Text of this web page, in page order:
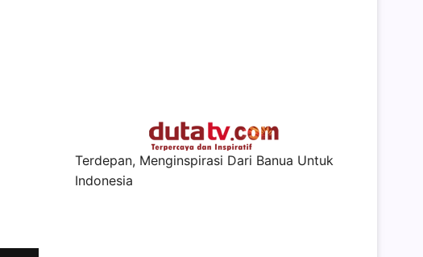
Terdepan, Menginspirasi Dari Banua Untuk
Indonesia